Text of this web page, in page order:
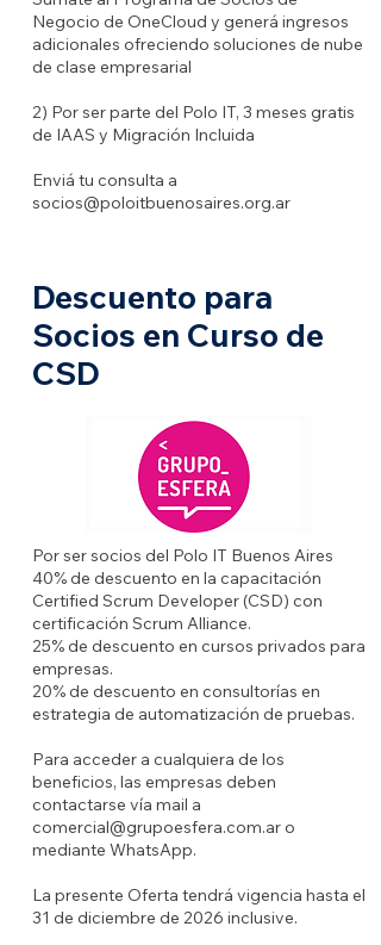
Negocio de OneCloud y generá ingresos
adicionales ofreciendo soluciones de nube
de clase empresarial
2) Por ser parte del Polo IT, 3 meses gratis
de IAAS y Migración Incluida
Enviá tu consulta a
socios@poloitbuenosaires.org.ar
Descuento para
Socios en Curso de
CSD
Por ser socios del Polo IT Buenos Aires
40% de descuento en la capacitación
Certified Scrum Developer (CSD) con
certificación Scrum Alliance.
25% de descuento en cursos privados para
empresas.
20% de descuento en consultorías en
estrategia de automatización de pruebas.
Para acceder a cualquiera de los
beneficios, las empresas deben
contactarse vía mail a
comercial@grupoesfera.com.aro
mediante WhatsApp.
La presente Oferta tendrá vigencia hasta el
31 de diciembre de 2026 inclusive.